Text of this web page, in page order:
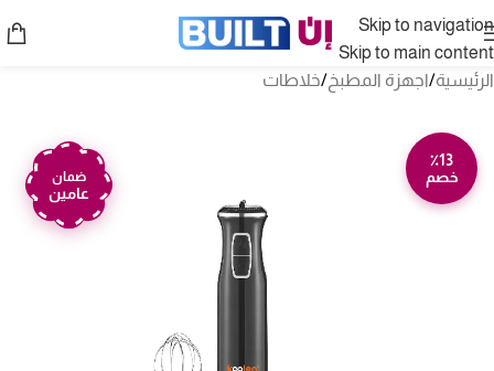
Skip to navigation
Skip to main content
الرئيسية/اجهزة المطبخ/خلاطات
٪13
خصم
ضمان
عامين